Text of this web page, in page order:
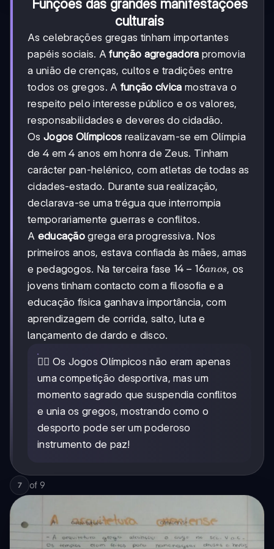
Funções das grandes manifestações
culturais
As celebrações gregas tinham importantes
papéis sociais. Afunção agregadora promovia
a união de crenças, cultos e tradições entre
todos os gregos. A função cívica mostrava o
respeito pelo interesse público e os valores,
responsabilidades e deveres do cidadão.
Os Jogos Olímpicos realizavam-se em Olímpia
de 4 em 4 anos em honra de Zeus. Tinham
carácter pan-helénico, com atletas de todas as
cidades-estado. Durante sua realização,
declarava-se uma trégua que interrompia
temporariamente guerras e conflitos.
A educação grega era progressiva. Nos
primeiros anos, estava confiada às mães, amas
e pedagogos. Na terceira fase 14-
16
anos
14 − 16anos, os
jovens tinham contacto com a filosofia e a
educação física ganhava importância, com
aprendizagem de corrida, salto, luta e
lançamento de dardo e disco.
🏃‍♂️ Os Jogos Olímpicos não eram apenas
uma competição desportiva, mas um
momento sagrado que suspendia conflitos
e unia os gregos, mostrando como o
desporto pode ser um poderoso
instrumento de paz!
7 of 9